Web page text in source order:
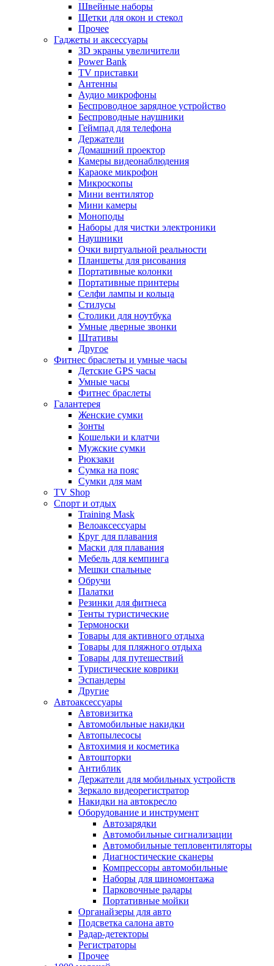
Швейные наборы
Щетки для окон и стекол
Прочее
Гаджеты и аксессуары
3D экраны увеличители
Power Bank
TV приставки
Антенны
Аудио микрофоны
Беспроводное зарядное устройство
Беспроводные наушники
Геймпад для телефона
Держатели
Домашний проектор
Камеры видеонаблюдения
Караоке микрофон
Микроскопы
Мини вентилятор
Мини камеры
Моноподы
Наборы для чистки электроники
Наушники
Очки виртуальной реальности
Планшеты для рисования
Портативные колонки
Портативные принтеры
Селфи лампы и кольца
Стилусы
Столики для ноутбука
Умные дверные звонки
Штативы
Другое
Фитнес браслеты и умные часы
Детские GPS часы
Умные часы
Фитнес браслеты
Галантерея
Женские сумки
Зонты
Кошельки и клатчи
Мужские сумки
Рюкзаки
Сумка на пояс
Сумки для мам
TV Shop
Спорт и отдых
Training Mask
Велоаксессуары
Круг для плавания
Маски для плавания
Мебель для кемпинга
Мешки спальные
Обручи
Палатки
Резинки для фитнеса
Тенты туристические
Термоноски
Товары для активного отдыха
Товары для пляжного отдыха
Товары для путешествий
Туристические коврики
Эспандеры
Другие
Автоаксессуары
Автовизитка
Автомобильные накидки
Автопылесосы
Автохимия и косметика
Автошторки
Антиблик
Держатели для мобильных устройств
Зеркало видеорегистратор
Накидки на автокресло
Оборудование и инструмент
Автозарядки
Автомобильные сигнализации
Автомобильные тепловентиляторы
Диагностические сканеры
Компрессоры автомобильные
Наборы для шиномонтажа
Парковочные радары
Портативные мойки
Органайзеры для авто
Подсветка салона авто
Радар-детекторы
Регистраторы
Прочее